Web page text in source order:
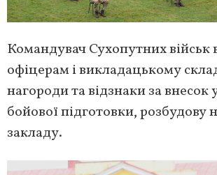
Командувач Сухопутних військ
офіцерам і викладацькому
нагороди та відзнаки за внесок
бойової підготовки, розбудову
закладу.